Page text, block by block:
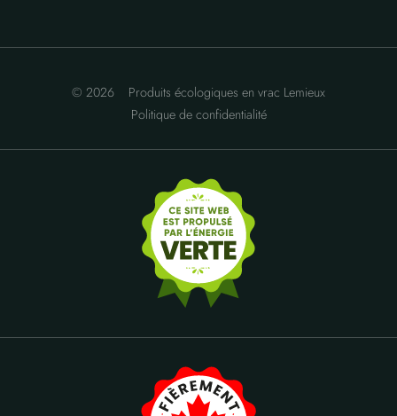
© 2026
Produits écologiques en vrac Lemieux
Politique de confidentialité